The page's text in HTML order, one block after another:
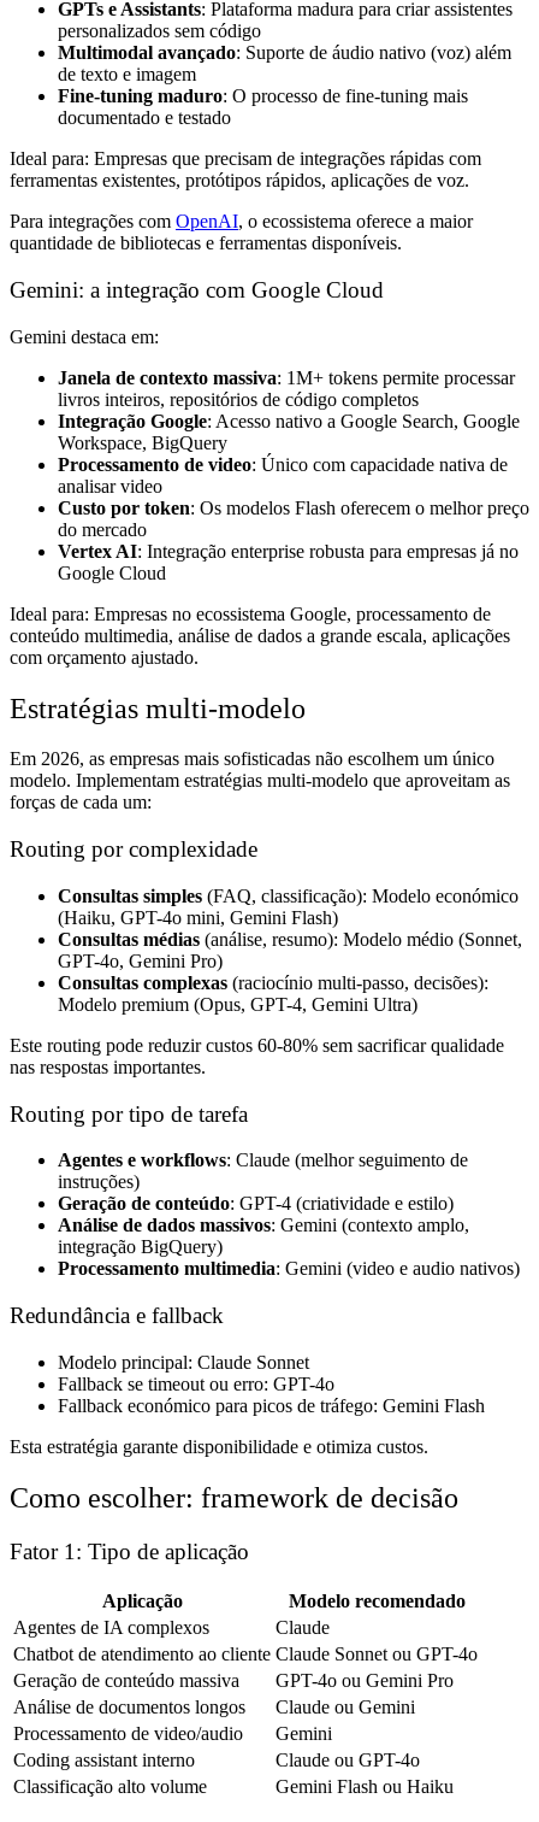
GPTs e Assistants: Plataforma madura para criar assistentes
personalizados sem código
Multimodal avançado: Suporte de áudio nativo (voz) além
de texto e imagem
Fine-tuning maduro: O processo de fine-tuning mais
documentado e testado
Ideal para: Empresas que precisam de integrações rápidas com
ferramentas existentes, protótipos rápidos, aplicações de voz.
Para integrações com OpenAI, o ecossistema oferece a maior
quantidade de bibliotecas e ferramentas disponíveis.
Gemini: a integração com Google Cloud
Gemini destaca em:
Janela de contexto massiva: 1M+ tokens permite processar
livros inteiros, repositórios de código completos
Integração Google: Acesso nativo a Google Search, Google
Workspace, BigQuery
Processamento de video: Único com capacidade nativa de
analisar video
Custo por token: Os modelos Flash oferecem o melhor preço
do mercado
Vertex AI: Integração enterprise robusta para empresas já no
Google Cloud
Ideal para: Empresas no ecossistema Google, processamento de
conteúdo multimedia, análise de dados a grande escala, aplicações
com orçamento ajustado.
Estratégias multi-modelo
Em 2026, as empresas mais sofisticadas não escolhem um único
modelo. Implementam estratégias multi-modelo que aproveitam as
forças de cada um:
Routing por complexidade
Consultas simples (FAQ, classificação): Modelo económico
(Haiku, GPT-4o mini, Gemini Flash)
Consultas médias (análise, resumo): Modelo médio (Sonnet,
GPT-4o, Gemini Pro)
Consultas complexas (raciocínio multi-passo, decisões):
Modelo premium (Opus, GPT-4, Gemini Ultra)
Este routing pode reduzir custos 60-80% sem sacrificar qualidade
nas respostas importantes.
Routing por tipo de tarefa
Agentes e workflows: Claude (melhor seguimento de
instruções)
Geração de conteúdo: GPT-4 (criatividade e estilo)
Análise de dados massivos: Gemini (contexto amplo,
integração BigQuery)
Processamento multimedia: Gemini (video e audio nativos)
Redundância e fallback
Modelo principal: Claude Sonnet
Fallback se timeout ou erro: GPT-4o
Fallback económico para picos de tráfego: Gemini Flash
Esta estratégia garante disponibilidade e otimiza custos.
Como escolher: framework de decisão
Fator 1: Tipo de aplicação
Aplicação
Modelo recomendado
Agentes de IA complexos
Claude
Chatbot de atendimento ao cliente Claude Sonnet ou GPT-4o
Geração de conteúdo massiva
GPT-4o ou Gemini Pro
Análise de documentos longos
Claude ou Gemini
Processamento de video/audio
Gemini
Coding assistant interno
Claude ou GPT-4o
Classificação alto volume
Gemini Flash ou Haiku